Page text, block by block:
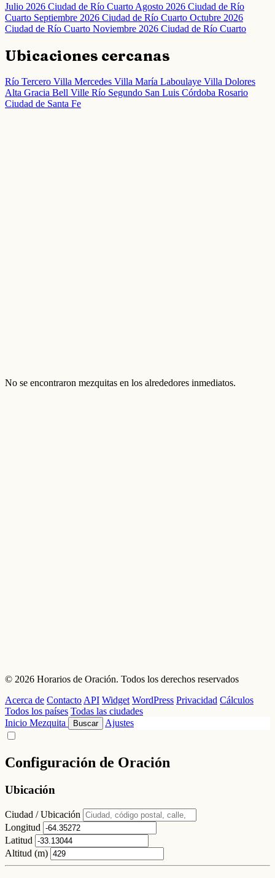
Julio 2026 Ciudad de Río Cuarto Agosto 2026 Ciudad de Río
Cuarto Septiembre 2026 Ciudad de Río Cuarto Octubre 2026
Ciudad de Río Cuarto Noviembre 2026 Ciudad de Río Cuarto
Ubicaciones cercanas
Río Tercero Villa Mercedes Villa María Laboulaye Villa Dolores
Alta Gracia Bell Ville Río Segundo San Luis Córdoba Rosario
Ciudad de Santa Fe
No se encontraron mezquitas en los alrededores inmediatos.
© 2026 Horarios de Oración. Todos los derechos reservados
Acerca de ContactoAPI Widget WordPress Privacidad Cálculos
Todos los países Todas las ciudades
Inicio Mezquita Buscar Ajustes
Configuración de Oración
Ubicación
Ciudad / Ubicación
Longitud
Latitud
Altitud (m)